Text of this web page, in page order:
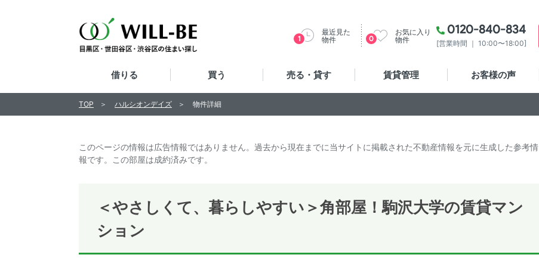
0120-840-834
[営業時間 ｜ 10:00〜18:00]
最近見た
物件
1
お気に入り
物件
0
借りる 買う 売る・貸す 賃貸管理 お客様の声
このページの情報は広告情報ではありません。過去から現在までに当サイトに掲載された不動産情報を元に生成した参考情
報です。この部屋は成約済みです。
＜やさしくて、暮らしやすい＞角部屋！駒沢大学の賃貸マン
ション
TOP ハルシオンデイズ 物件詳細